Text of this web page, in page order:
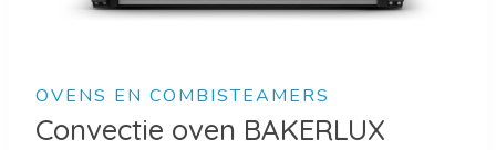
OVENS EN COMBISTEAMERS
Convectie oven BAKERLUX